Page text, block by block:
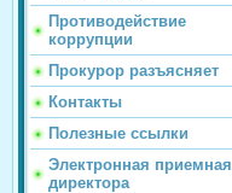
Противодействие
коррупции
Прокурор разъясняет
Контакты
Полезные ссылки
Электронная приемная
директора